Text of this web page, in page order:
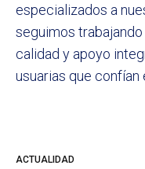
especializados a
seguimos
calidad y apoyo
usuarias que confían
ACTUALIDAD